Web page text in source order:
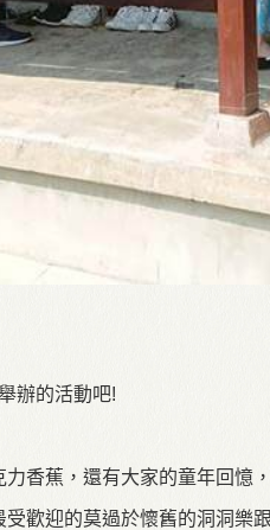
辦的活動吧!
香蕉，還有大家的童年回憶
歡迎的莫過於懷舊的洞洞樂